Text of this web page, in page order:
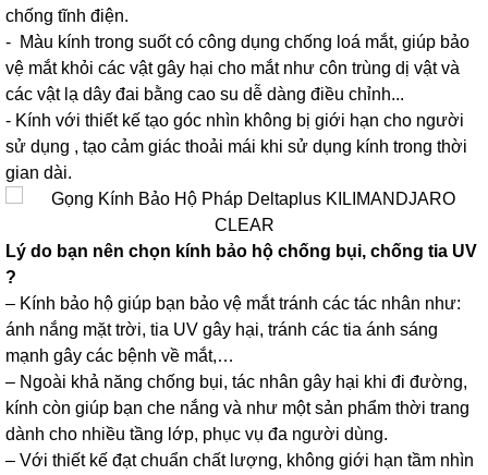
chống tĩnh điện.
- Màu kính trong suốt có công dụng chống loá mắt, giúp bảo
vệ mắt khỏi các vật gây hại cho mắt như côn trùng dị vật và
các vật lạ dây đai bằng cao su dễ dàng điều chỉnh...
- Kính với thiết kế tạo góc nhìn không bị giới hạn cho người
sử dụng , tạo cảm giác thoải mái khi sử dụng kính trong thời
gian dài.
Lý do bạn nên chọn kính bảo hộ chống bụi, chống tia UV
?
– Kính bảo hộ giúp bạn bảo vệ mắt tránh các tác nhân như:
ánh nắng mặt trời, tia UV gây hại, tránh các tia ánh sáng
mạnh gây các bệnh về mắt,…
– Ngoài khả năng chống bụi, tác nhân gây hại khi đi đường,
kính còn giúp bạn che nắng và như một sản phẩm thời trang
dành cho nhiều tầng lớp, phục vụ đa người dùng.
– Với thiết kế đạt chuẩn chất lượng, không giới hạn tầm nhìn